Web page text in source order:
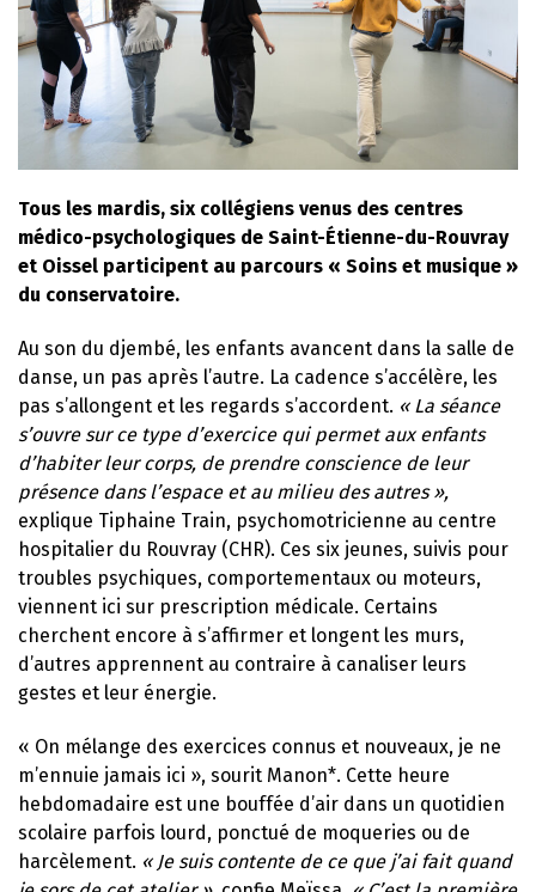
Tous les mardis, six collégiens venus des centres
médico-psychologiques de Saint-Étienne-du-Rouvray
et Oissel participent au parcours « Soins et musique »
du conservatoire.
Au son du djembé, les enfants avancent dans la salle de
danse, un pas après l’autre. La cadence s’accélère, les
pas s’allongent et les regards s’accordent. « La séance
s’ouvre sur ce type d’exercice qui permet aux enfants
d’habiter leur corps, de prendre conscience de leur
présence dans l’espace et au milieu des autres »,
explique Tiphaine Train, psychomotricienne au centre
hospitalier du Rouvray (CHR). Ces six jeunes, suivis pour
troubles psychiques, comportementaux ou moteurs,
viennent ici sur prescription médicale. Certains
cherchent encore à s’affirmer et longent les murs,
d’autres apprennent au contraire à canaliser leurs
gestes et leur énergie.
« On mélange des exercices connus et nouveaux, je ne
m’ennuie jamais ici », sourit Manon*. Cette heure
hebdomadaire est une bouffée d’air dans un quotidien
scolaire parfois lourd, ponctué de moqueries ou de
harcèlement. « Je suis contente de ce que j’ai fait quand